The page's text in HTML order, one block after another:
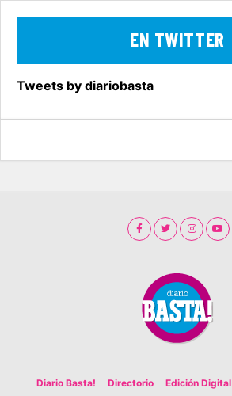
EN TWITTER
Tweets by diariobasta
Diario Basta! Directorio Edición Digital